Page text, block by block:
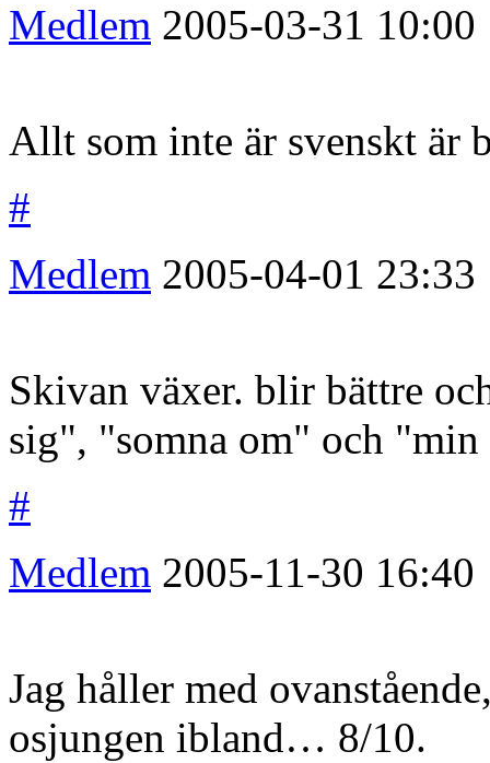
Medlem 2005-03-31 10:00
Allt som inte är svenskt är
#
Medlem 2005-04-01 23:33
Skivan växer. blir bättre
sig", "somna om" och
#
Medlem 2005-11-30 16:40
Jag håller med
osjungen ibland… 8/10.